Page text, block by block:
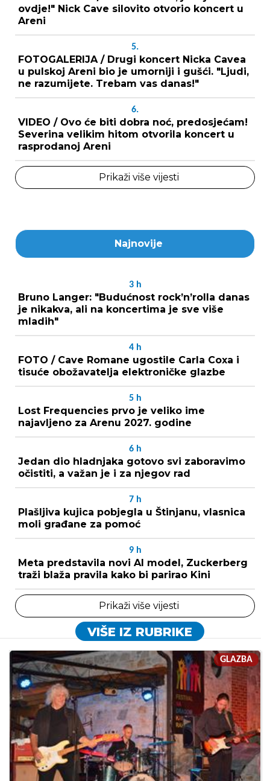
ovdje!" Nick Cave silovito otvorio koncert u
Areni
5.
FOTOGALERIJA / Drugi koncert Nicka Cavea
u pulskoj Areni bio je umorniji i gušći. "Ljudi,
ne razumijete. Trebam vas danas!"
6.
VIDEO / Ovo će biti dobra noć, predosjećam!
Severina velikim hitom otvorila koncert u
rasprodanoj Areni
Prikaži više vijesti
Najnovije
3 h
Bruno Langer: "Budućnost rock’n’rolla danas
je nikakva, ali na koncertima je sve više
mladih"
4 h
FOTO / Cave Romane ugostile Carla Coxa i
tisuće obožavatelja elektroničke glazbe
5 h
Lost Frequencies prvo je veliko ime
najavljeno za Arenu 2027. godine
6 h
Jedan dio hladnjaka gotovo svi zaboravimo
očistiti, a važan je i za njegov rad
7 h
Plašljiva kujica pobjegla u Štinjanu, vlasnica
moli građane za pomoć
9 h
Meta predstavila novi AI model, Zuckerberg
traži blaža pravila kako bi parirao Kini
Prikaži više vijesti
VIŠE IZ RUBRIKE
GLAZBA